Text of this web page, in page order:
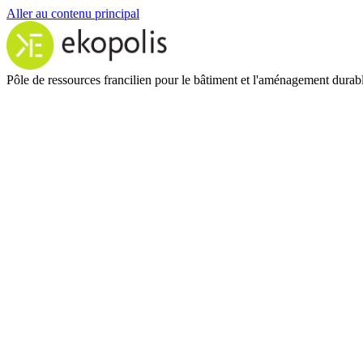
Aller au contenu principal
Pôle de ressources francilien pour le bâtiment et l'aménagement